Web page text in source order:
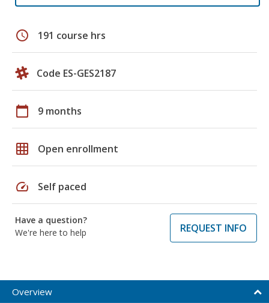
schedule 191 course hrs
Code ES-GES2187
calendar_today 9 months
grid_on Open enrollment
speed Self paced
Have a question?
We're here to help
REQUEST INFO
Overview